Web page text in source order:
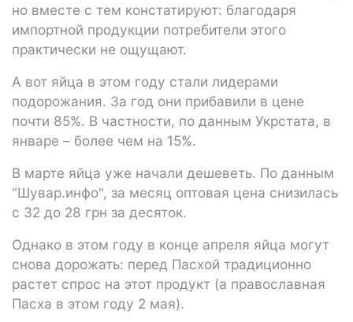
но вместе с тем констатируют: благодаря
импортной продукции потребители этого
практически не ощущают.
А вот яйца в этом году стали лидерами
подорожания. За год они прибавили в цене
почти 85%. В частности, по данным Укрстата, в
январе – более чем на 15%.
В марте яйца уже начали дешеветь. По данным
"Шувар.инфо", за месяц оптовая цена снизилась
с 32 до 28 грн за десяток.
Однако в этом году в конце апреля яйца могут
снова дорожать: перед Пасхой традиционно
растет спрос на этот продукт (а православная
Пасха в этом году 2 мая).